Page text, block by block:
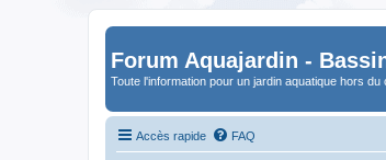
Forum Aquajardin -
Toute l'information pour un jardin aquatique hors
Accès rapide FAQ